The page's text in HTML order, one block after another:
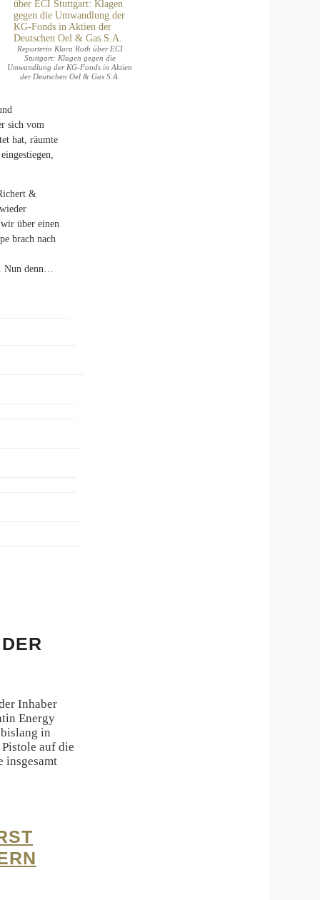
Reporterin Klara Roth über ECI
Stuttgart: Klagen gegen die
Umwandlung der KG-Fonds in Aktien
der Deutschen Oel & Gas S.A.
sich vom
hat, räumte
&
über einen
brach nach
Nun denn…
Inhaber
Energy
in
auf die
insgesamt